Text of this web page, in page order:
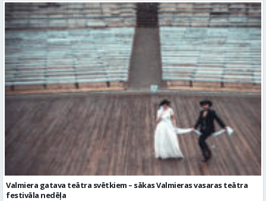
Valmiera gatava teātra svētkiem – sākas Valmieras vasaras teātra
festivāla nedēļa